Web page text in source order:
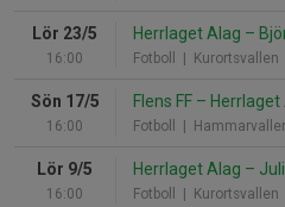
Lör 23/5
16:00
Herrlaget Alag –
Fotboll | Kurortsvallen
Sön 17/5
16:00
Flens FF – Herrlaget
Fotboll |
Lör 9/5
16:00
Herrlaget Alag –
Fotboll | Kurortsvallen